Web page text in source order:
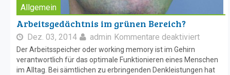
Allgemein
Arbeitsgedächtnis im grünen Bereich?
Dez. 03, 2014 admin Kommentare deaktiviert
Der Arbeitsspeicher oder working memory ist im Gehirn
verantwortlich für das optimale Funktionieren eines Menschen
im Alltag. Bei sämtlichen zu erbringenden Denkleistungen hat